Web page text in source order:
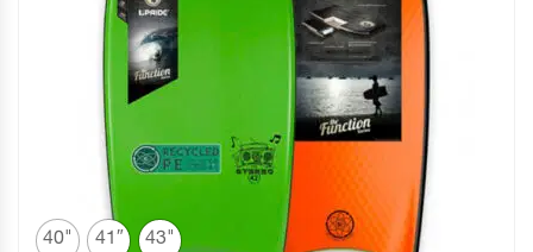
40" 41″ 43"